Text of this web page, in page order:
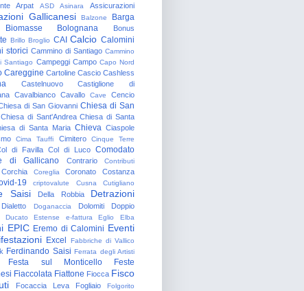
Arpat ASD Asinara Assicurazioni
Gallicanesi Balzone Barga
Biomasse Bolognana Bonus
Brillo Broglio CAI Calcio Calomini
storici Cammino di Santiago Cammino
Santiago Campeggi Campo Capo Nord
Careggine Cartoline Cascio Cashless
Castelnuovo
Castiglione di
Cavalbianco Cavallo Cave Cencio
di San Giovanni Chiesa di San
Chiesa di Sant'Andrea Chiesa di Santa
di Santa Maria Chieva Ciaspole
Cima Tauffi Cimitero
Cinque Terre
di Favilla Col di Luco Comodato
di Gallicano
Contrario Contributi
Corchia Coreglia Coronato
Costanza
19 criptovalute Cusna Cutigliano
Saisi Della Robbia
Detrazioni
Dialetto Doganaccia Dolomiti
Doppio
Ducato Estense e-fattura Eglio Elba
EPIC Eremo di Calomini Eventi
Excel Fabbriche di Vallico
Ferdinando Saisi Ferrata degli Artisti
Festa sul Monticello
Feste
Fiaccolata Fiattone Fiocca Fisco
Focaccia Leva Fogliaio Folgorito